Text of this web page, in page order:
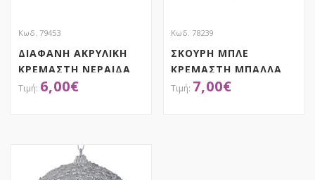
Κωδ. 79453
ΔΙΑΦΑΝΗ ΑΚΡΥΛΙΚΗ
ΚΡΕΜΑΣΤΗ ΝΕΡΑΙΔΑ
ΣΕΤ 6 15ΕΚ
6,00€
Κωδ. 78239
ΣΚΟΥΡΗ ΜΠΛΕ
ΚΡΕΜΑΣΤΗ ΜΠΑΛΛΑ
ΜΕ ΦΟΥΝΤΑ 12Χ25ΕΚ
7,00€